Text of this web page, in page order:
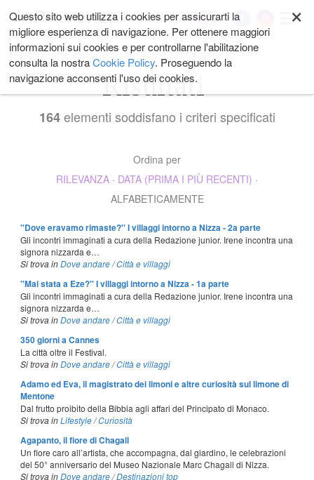
ai
contenuti.
|
Salta
alla
navigazione
My ×
Questo sito web utilizza i cookies per assicurarti la
migliore esperienza di navigazione. Per ottenere maggiori
informazioni sui cookies e per controllarne l'abilitazione
consulta la nostraCookie Policy. Proseguendo la
navigazione acconsenti l'uso dei cookies.
Risultati
164elementi soddisfano i criteri specificati
Ordina per
RILEVANZA · DATA (PRIMA I PIÙ RECENTI) ·
ALFABETICAMENTE
''Dove eravamo rimaste?'' I villaggi intorno a Nizza - 2a parte
Gli incontri immaginati a cura della Redazione junior. Irene incontra una
signora nizzarda e…
Si trova in Dove andare /Città e villaggi
''Mai stata a Eze?'' I villaggi intorno a Nizza - 1a parte
Gli incontri immaginati a cura della Redazione junior. Irene incontra una
signora nizzarda e…
Si trova in Dove andare /Città e villaggi
350 giorni a Cannes
La città oltre il Festival.
Si trova in Dove andare /Città e villaggi
Adamo ed Eva, il magistrato dei limoni e altre curiosità sul limone di
Mentone
Dal frutto proibito della Bibbia agli affari del Principato di Monaco.
Si trova in Lifestyle /Curiosità
Agapanto, il fiore di Chagall
Un fiore caro all’artista, che accompagna, dal giardino, le celebrazioni
del 50° anniversario del Museo Nazionale Marc Chagall di Nizza.
Si trova in Dove andare /Destinazioni top